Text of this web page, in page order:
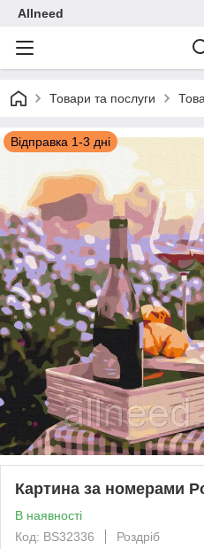
Allneed
Товари та послуги
Відправка 1-3 дні
Картина за номерами
В наявності
Код: BS32336
Роздріб